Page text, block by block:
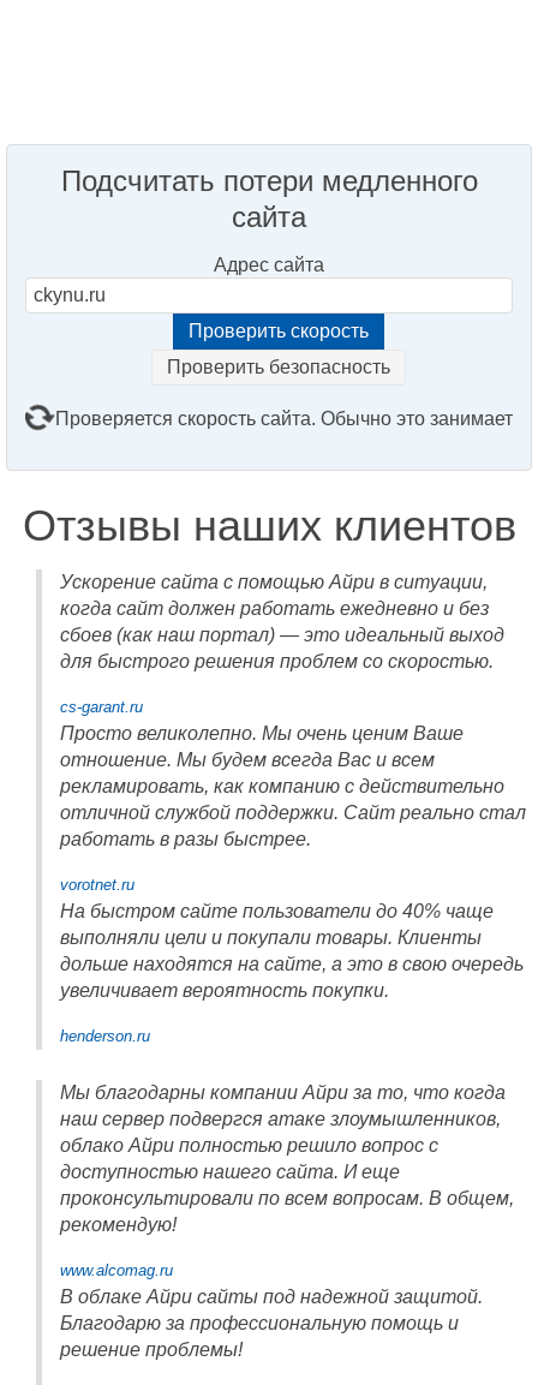
Подсчитать потери медленного
сайта
Адрес сайта
Проверить безопасность
Проверяется скорость сайта. Обычно это занимает
Отзывы наших клиентов
Ускорение сайта с помощью Айри в ситуации,
когда сайт должен работать ежедневно и без
сбоев (как наш портал) — это идеальный выход
для быстрого решения проблем со скоростью.
cs-garant.ru
Просто великолепно. Мы очень ценим Ваше
отношение. Мы будем всегда Вас и всем
рекламировать, как компанию с действительно
отличной службой поддержки. Сайт реально стал
работать в разы быстрее.
vorotnet.ru
На быстром сайте пользователи до 40% чаще
выполняли цели и покупали товары. Клиенты
дольше находятся на сайте, а это в свою очередь
увеличивает вероятность покупки.
henderson.ru
Мы благодарны компании Айри за то, что когда
наш сервер подвергся атаке злоумышленников,
облако Айри полностью решило вопрос с
доступностью нашего сайта. И еще
проконсультировали по всем вопросам. В общем,
рекомендую!
www.alcomag.ru
В облаке Айри сайты под надежной защитой.
Благодарю за профессиональную помощь и
решение проблемы!